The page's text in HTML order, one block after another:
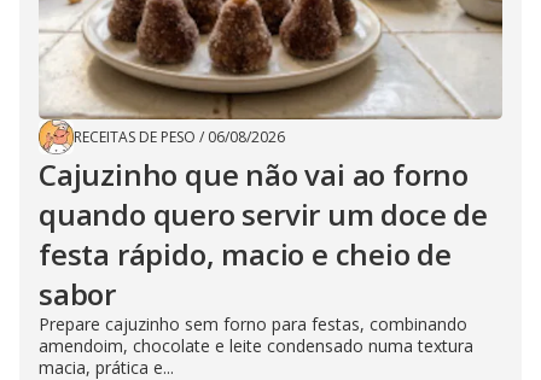
RECEITAS DE PESO / 06/08/2026
Cajuzinho que não vai ao forno
quando quero servir um doce de
festa rápido, macio e cheio de
sabor
Prepare cajuzinho sem forno para festas, combinando
amendoim, chocolate e leite condensado numa textura
macia, prática e...